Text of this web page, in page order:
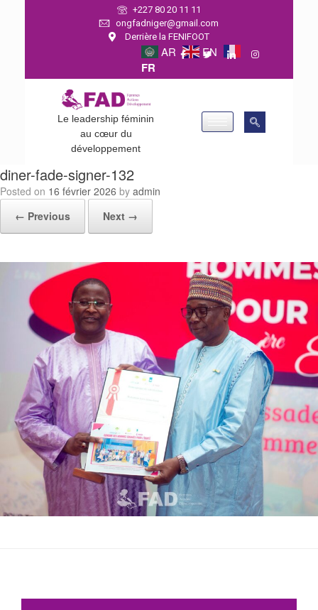
+227 80 20 11 11
ongfadniger@gmail.com
Derrière la FENIFOOT
AR EN
FR
Le leadership féminin
au cœur du
développement
diner-fade-signer-132
Posted on 16 février 2026 by admin
← Previous
Next →